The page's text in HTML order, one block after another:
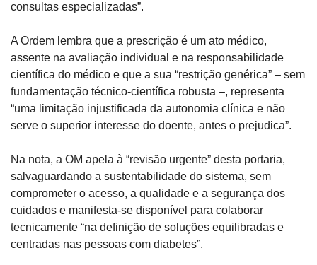
consultas especializadas”.
A Ordem lembra que a prescrição é um ato médico,
assente na avaliação individual e na responsabilidade
científica do médico e que a sua “restrição genérica” – sem
fundamentação técnico-científica robusta –, representa
“uma limitação injustificada da autonomia clínica e não
serve o superior interesse do doente, antes o prejudica”.
Na nota, a OM apela à “revisão urgente” desta portaria,
salvaguardando a sustentabilidade do sistema, sem
comprometer o acesso, a qualidade e a segurança dos
cuidados e manifesta-se disponível para colaborar
tecnicamente “na definição de soluções equilibradas e
centradas nas pessoas com diabetes”.